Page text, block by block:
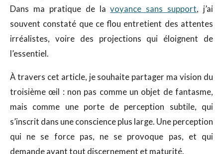
Dans ma pratique de lavoyance sans support, j’ai
souvent constaté que ce flou entretient des attentes
irréalistes, voire des projections qui éloignent de
l’essentiel.
À travers cet article, je souhaite partager ma vision du
troisième œil : non pas comme un objet de fantasme,
mais comme une porte de perception subtile, qui
s’inscrit dans une conscience plus large. Une perception
qui ne se force pas, ne se provoque pas, et qui
demande avant tout discernement et maturité.